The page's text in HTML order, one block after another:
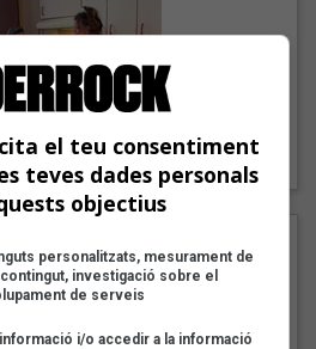
y lo malo"
Carmen y Maríael teu consentiment
teves dades personals
objectius
personalitzats, mesurament de
investigació sobre el
de serveis
i/o accedir a la informació